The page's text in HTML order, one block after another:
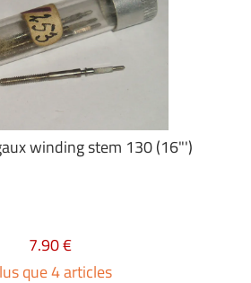
winding stem 130 (16"')
7.90 €
que 4 articles